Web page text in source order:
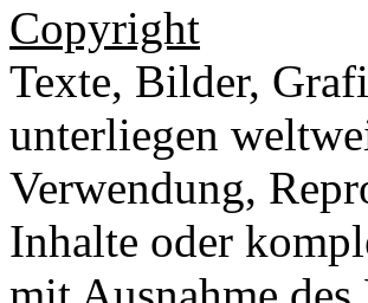
Copyright
Texte, Bilder,
unterliegen
Verwendung,
Inhalte oder